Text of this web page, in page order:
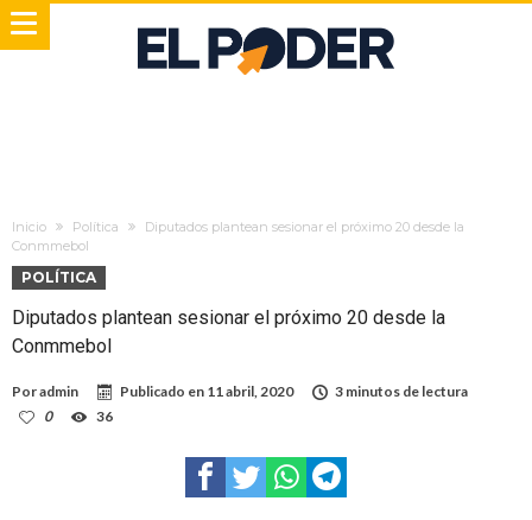
Inicio Política
Diputados plantean sesionar el próximo 20 desde la
Conmmebol
POLÍTICA
Diputados plantean sesionar el próximo 20 desde la
Conmmebol
Poradmin Publicado en 11 abril, 2020
3 minutos de lectura
0
36